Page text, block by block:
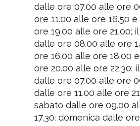
dalle ore 07.00 alle ore
ore 11.00 alle ore 16.50
ore 19.00 alle ore 21.00;
dalle ore 08.00 alle ore
ore 16.00 alle ore 18.00
ore 20.00 alle ore 22.30;
dalle ore 07.00 alle ore
dalle ore 11.00 alle ore
sabato dalle ore 09.00
17.30; domenica dalle